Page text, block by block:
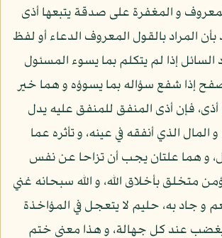
و المغفرة على صدقة يتبعها أذى
المراد بالقول المعروف الدعاء أو لفظ
إذا لم يتكلم بما يسوء المسئول
إذا شفع سؤاله بما يسوؤه و هما خير
فإن أذى المنفق للمنفق عليه يدل
الذي أنفقه في عينه، و تأثره عما
و هما علتان يجب أن تزاحا عن نفس
متخلق بأخلاق الله، و الله سبحانه غني
و جاد به، حليم لا يتعجل في المؤاخذة
يغضب عند كل جهالة، و هذا معنى ختم